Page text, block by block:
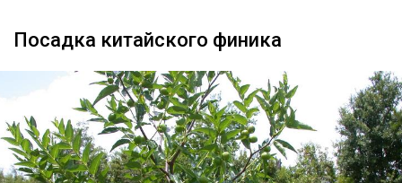
Посадка китайского финика